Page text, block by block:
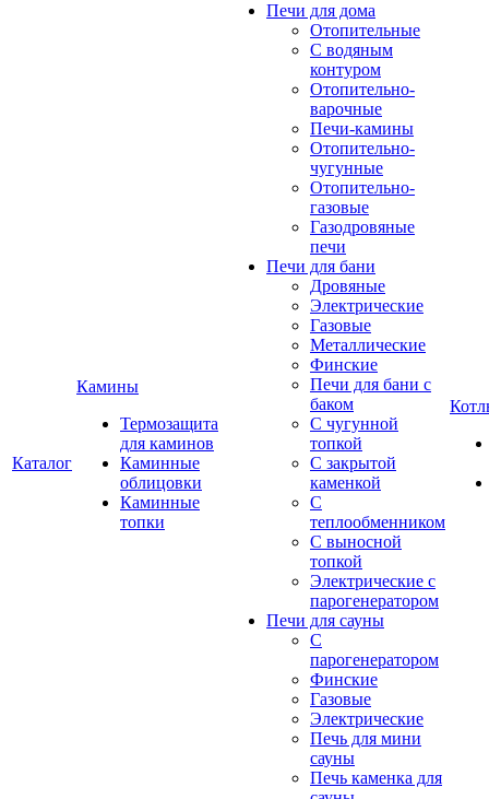
Каталог
Камины
Термозащита
для каминов
Каминные
облицовки
Каминные
топки
Печи для дома
Отопительные
C водяным
контуром
Отопительно-
варочные
Печи-камины
Отопительно-
чугунные
Отопительно-
газовые
Газодровяные
печи
Печи для бани
Дровяные
Электрические
Газовые
Металлические
Финские
Печи для бани с
баком
С чугунной
топкой
С закрытой
каменкой
С
теплообменником
С выносной
топкой
Электрические с
парогенератором
Печи для сауны
С
парогенератором
Финские
Газовые
Электрические
Печь для мини
сауны
Печь каменка для